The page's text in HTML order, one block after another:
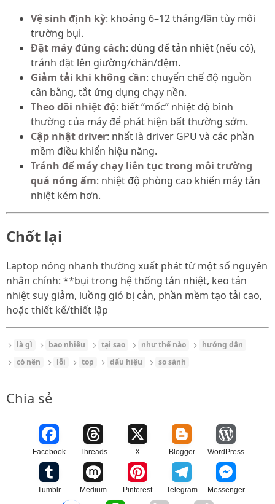
Vệ sinh định kỳ: khoảng 6–12 tháng/lần tùy môi
trường bụi.
Đặt máy đúng cách: dùng đế tản nhiệt (nếu có),
tránh đặt lên giường/chăn/đệm.
Giảm tải khi không cần: chuyển chế độ nguồn
cân bằng, tắt ứng dụng chạy nền.
Theo dõi nhiệt độ: biết “mốc” nhiệt độ bình
thường của máy để phát hiện bất thường sớm.
Cập nhật driver: nhất là driver GPU và các phần
mềm điều khiển hiệu năng.
Tránh để máy chạy liên tục trong môi trường
quá nóng ẩm: nhiệt độ phòng cao khiến máy tản
nhiệt kém hơn.
Chốt lại
Laptop nóng nhanh thường xuất phát từ một số nguyên
nhân chính: **bụi trong hệ thống tản nhiệt, keo tản
nhiệt suy giảm, luồng gió bị cản, phần mềm tạo tải cao,
hoặc thiết kế/thiết lập
là gì bao nhiêu tại sao như thế nào
hướng dẫn
có nên
lỗi top dấu hiệu so sánh
Chia sẻ
Facebook Threads X Blogger WordPress
Tumblr Medium Pinterest Telegram Messenger